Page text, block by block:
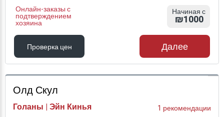
Онлайн-заказы с
подтверждением
хозяина
Начиная с
₪1000
Проверка цен
Проверка цен
Далее
Олд Скул
Голаны | Эйн Кинья 1 рекомендации